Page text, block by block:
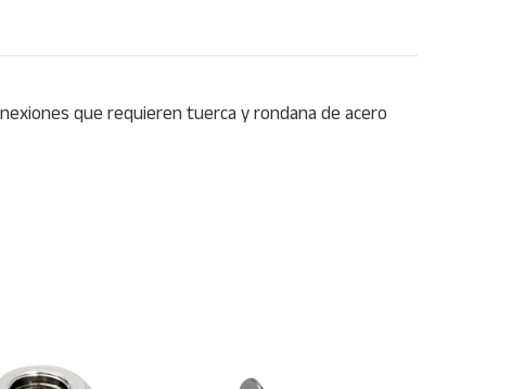
que requieren tuerca y rondana de acero
Inoxidable